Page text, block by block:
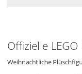
Offizielle
Weihnachtliche